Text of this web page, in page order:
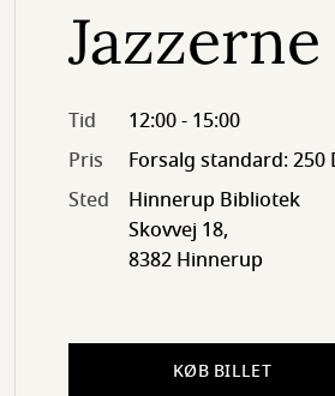
Tid
12:00 - 15:00
Pris
Forsalg standard: 250
Sted
Hinnerup Bibliotek
Skovvej 18,
8382 Hinnerup
KØB BILLET